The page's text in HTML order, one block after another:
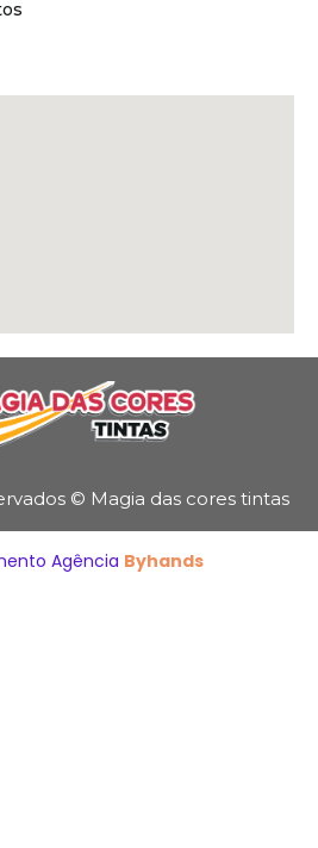
© Magia das cores tintas
Agência Byhands